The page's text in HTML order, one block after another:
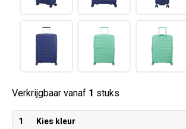
Verkrijgbaar vanaf 1 stuks
1 Kies kleur